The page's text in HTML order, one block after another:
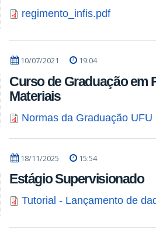
regimento_infis.pdf
10/07/2021 19:04
Curso de Graduação em
Materiais
Normas da Graduação UFU
18/11/2025 15:54
Estágio Supervisionado
Tutorial - Lançamento de